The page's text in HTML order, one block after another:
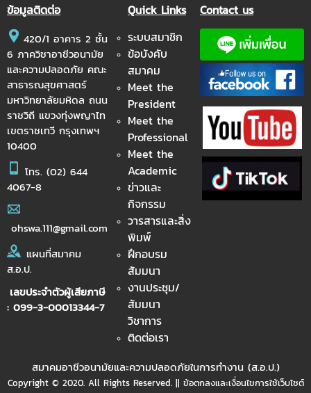
ข้อมูลติดต่อ
420/1 อาคาร 2 ชั้น
6 ภาควิชาอาชีวอนามัย
และความปลอดภัย คณะ
สาธารณสุขศาสตร์
มหาวิทยาลัยมหิดล ถนน
ราชวิถี แขวงทุ่งพญาไท
เขตราชเทวี กรุงเทพฯ
10400
โทร. (02) 644
4067-8
ohswa.111@gmail.com
แผนที่สมาคม
ส.อ.ป.
เลขประจำตัวผู้เสียภาษี
: 099-3-00013344-7
Quick Links
ระบบสมาชิก
ข้อบังคับ
สมาคม
Meet the
President
Meet the
Professional
Meet the
Academic
ข่าวและ
กิจกรรม
วารสารและสิ่ง
พิมพ์
ฝึกอบรม
สัมมนา
งานประชุม/
สัมมนา
วิชาการ
ติดต่อเรา
Contact us
สมาคมอาชีวอนามัยและความปลอดภัยในการทำงาน (ส.อ.ป.)
Copyright © 2020. All Rights Reserved. || ข้อตกลงและเงื่อนไขการใช้เว็บไซต์